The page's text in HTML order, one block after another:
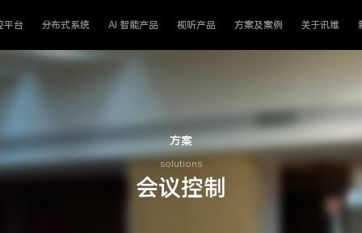
平台 分布式系统 AI 智能产品 视听产品 方案及案例 关于讯维
方案
solutions
会议控制